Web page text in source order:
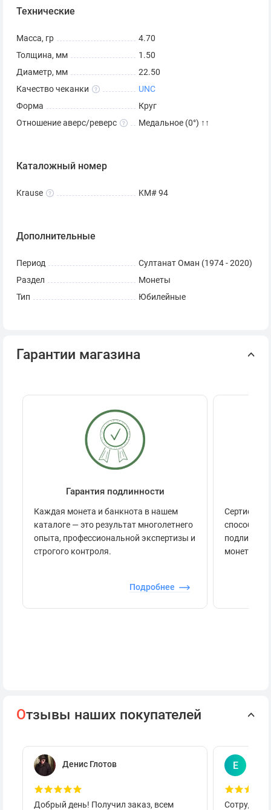
Технические
Масса, гр
4.70
Толщина, мм
1.50
Диаметр, мм
22.50
Качество чеканки
UNC
Форма
Круг
Отношение аверс/реверс
Медальное (0°) ↑↑
Каталожный номер
Krause KM# 94
Дополнительные
Период
Султанат Оман (1974 - 2020)
Раздел
Монеты
Тип
Юбилейные
Гарантии магазина
Гарантия подлинности
Каждая монета и банкнота в нашем
каталоге — это результат многолетнего
опыта, профессиональной экспертизы и
строгого контроля.
Подробнее
способов
монеты.
Отзывы наших покупателей
Денис Глотов
Добрый день! Получил заказ, всем
Е